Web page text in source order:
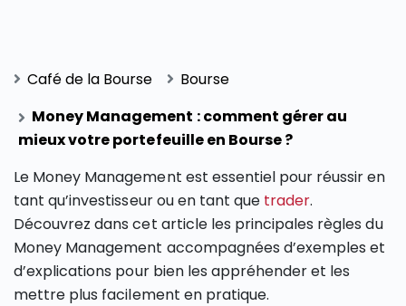
Café de la Bourse
Bourse
Money Management : comment gérer au
mieux votre portefeuille en Bourse ?
Le Money Management est essentiel pour réussir en
tant qu’investisseur ou en tant que trader.
Découvrez dans cet article les principales règles du
Money Management accompagnées d’exemples et
d’explications pour bien les appréhender et les
mettre plus facilement en pratique.